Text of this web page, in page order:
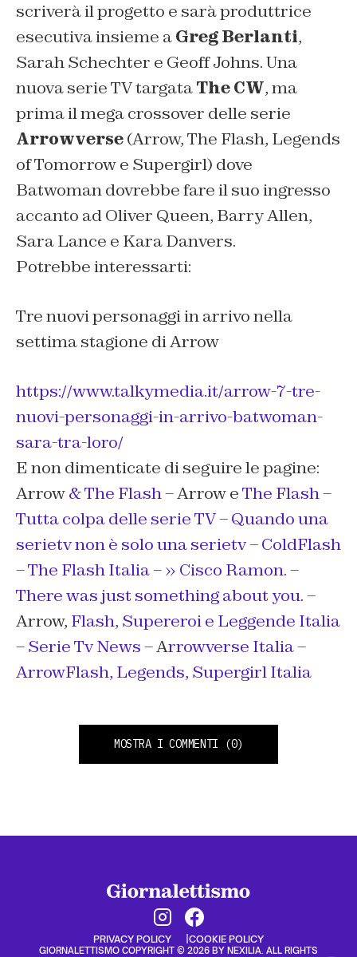
scriverà il progetto e sarà produttrice
esecutiva insieme aGreg Berlanti,
Sarah Schechter e Geoff Johns. Una
nuova serie TV targataThe CW, ma
prima il mega crossover delle serie
Arrowverse(Arrow, The Flash, Legends
of Tomorrow e Supergirl) dove
Batwoman dovrebbe fare il suo ingresso
accanto ad Oliver Queen, Barry Allen,
Sara Lance e Kara Danvers.
Potrebbe interessarti:
Tre nuovi personaggi in arrivo nella
settima stagione di Arrow
https://www.talkymedia.it/arrow-7-tre-
nuovi-personaggi-in-arrivo-batwoman-
sara-tra-loro/
E non dimenticate di seguire le pagine:
Arrow& The Flash– Arrow eThe Flash–
Tutta colpa delle serie TV–Quando una
serietv non è solo una serietv–ColdFlash
–The Flash Italia–» Cisco Ramon.–
There was just something about you.–
Arrow, Flash, Supereroi e Leggende Italia
–Serie Tv News– Arrowverse Italia–
ArrowFlash, Legends, Supergirl Italia
MOSTRA I COMMENTI (0)
PRIVACY POLICY COOKIE POLICY
GIORNALETTISMO COPYRIGHT © 2026 BY NEXILIA. ALL RIGHTS